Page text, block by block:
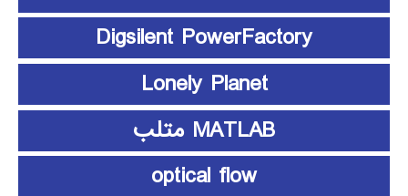
Digsilent PowerFactory
Lonely Planet
MATLAB متلب
optical flow